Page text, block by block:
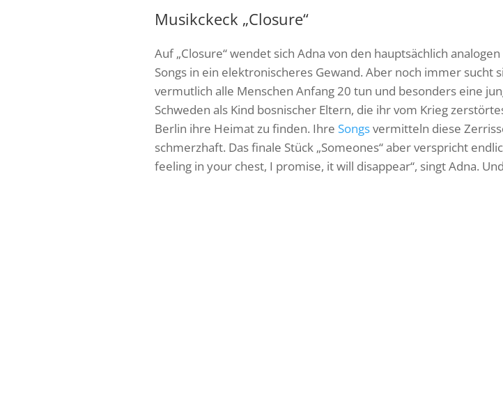
Musikckeck „Closure“
Auf „Closure“ wendet sich Adna von den hauptsächlich
Songs in ein elektronischeres Gewand. Aber noch immer sucht
vermutlich alle Menschen Anfang 20 tun und besonders eine
Schweden als Kind bosnischer Eltern, die ihr vom Krieg
Berlin ihre Heimat zu finden. Ihre Songsvermitteln diese
schmerzhaft. Das finale Stück „Someones“ aber verspricht
feeling in your chest, I promise, it will disappear“, singt Adna.